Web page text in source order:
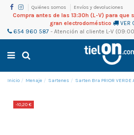
Quiénes somos Envíos y devoluciones
Compra antes de las 13:30h (L-V) para que
gran electrodoméstico
VER
654 960 587 - Atención al cliente L-V
Inicio Menaje Sartenes Sarten Bra PRIOR VERDE
-10,20 €